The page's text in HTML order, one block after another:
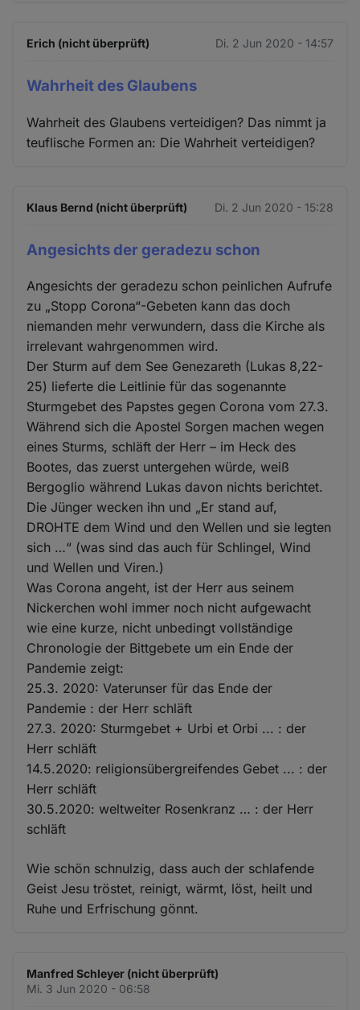
Erich (nicht überprüft) Di. 2 Jun 2020 - 14:57
Wahrheit des Glaubens
Wahrheit des Glaubens verteidigen? Das nimmt ja
teuflische Formen an: Die Wahrheit verteidigen?
Klaus Bernd (nicht überprüft) Di. 2 Jun 2020 - 15:28
Angesichts der geradezu schon
Angesichts der geradezu schon peinlichen Aufrufe
zu „Stopp Corona“-Gebeten kann das doch
niemanden mehr verwundern, dass die Kirche als
irrelevant wahrgenommen wird.
Der Sturm auf dem See Genezareth (Lukas 8,22-
25) lieferte die Leitlinie für das sogenannte
Sturmgebet des Papstes gegen Corona vom 27.3.
Während sich die Apostel Sorgen machen wegen
eines Sturms, schläft der Herr – im Heck des
Bootes, das zuerst untergehen würde, weiß
Bergoglio während Lukas davon nichts berichtet.
Die Jünger wecken ihn und „Er stand auf,
DROHTE dem Wind und den Wellen und sie legten
sich …“ (was sind das auch für Schlingel, Wind
und Wellen und Viren.)
Was Corona angeht, ist der Herr aus seinem
Nickerchen wohl immer noch nicht aufgewacht
wie eine kurze, nicht unbedingt vollständige
Chronologie der Bittgebete um ein Ende der
Pandemie zeigt:
25.3. 2020: Vaterunser für das Ende der
Pandemie : der Herr schläft
27.3. 2020: Sturmgebet + Urbi et Orbi ... : der
Herr schläft
14.5.2020: religionsübergreifendes Gebet ... : der
Herr schläft
30.5.2020: weltweiter Rosenkranz … : der Herr
schläft
Wie schön schnulzig, dass auch der schlafende
Geist Jesu tröstet, reinigt, wärmt, löst, heilt und
Ruhe und Erfrischung gönnt.
Manfred Schleyer (nicht überprüft)
Mi. 3 Jun 2020 - 06:58